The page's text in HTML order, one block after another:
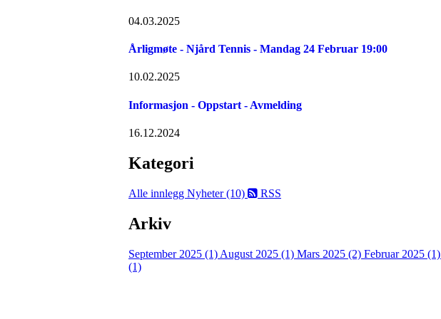
04.03.2025
Årligmøte - Njård Tennis - Mandag 24 Februar 19:00
10.02.2025
Informasjon - Oppstart - Avmelding
16.12.2024
Kategori
Alle innlegg Nyheter (10) RSS
Arkiv
September 2025 (1) August 2025 (1) Mars 2025 (2) Februar 2025 (1)
(1)